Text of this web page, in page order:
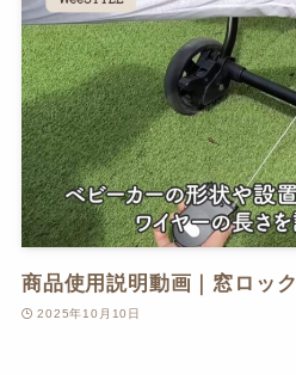
商品使用説明動画｜窓ロック
2025年10月10日